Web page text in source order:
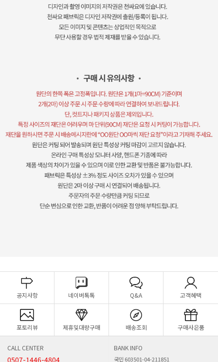
공지사항 네이버톡톡 Q&A 고객혜택
포토리뷰 제휴및대량구매 배송조회 구매사은품
CALL CENTER
0507-1446-4804
BANK INFO
국민 603501-04-211851